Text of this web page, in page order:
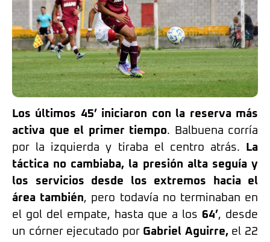
Los últimos 45’ iniciaron con la reserva más
activa que el primer tiempo. Balbuena corría
por la izquierda y tiraba el centro atrás.
La
táctica no cambiaba, la presión alta seguía y
los servicios desde los extremos hacia el
área también, pero todavía no terminaban en
el gol del empate, hasta que a los 64’, desde
un córner ejecutado por Gabriel Aguirre, el 22